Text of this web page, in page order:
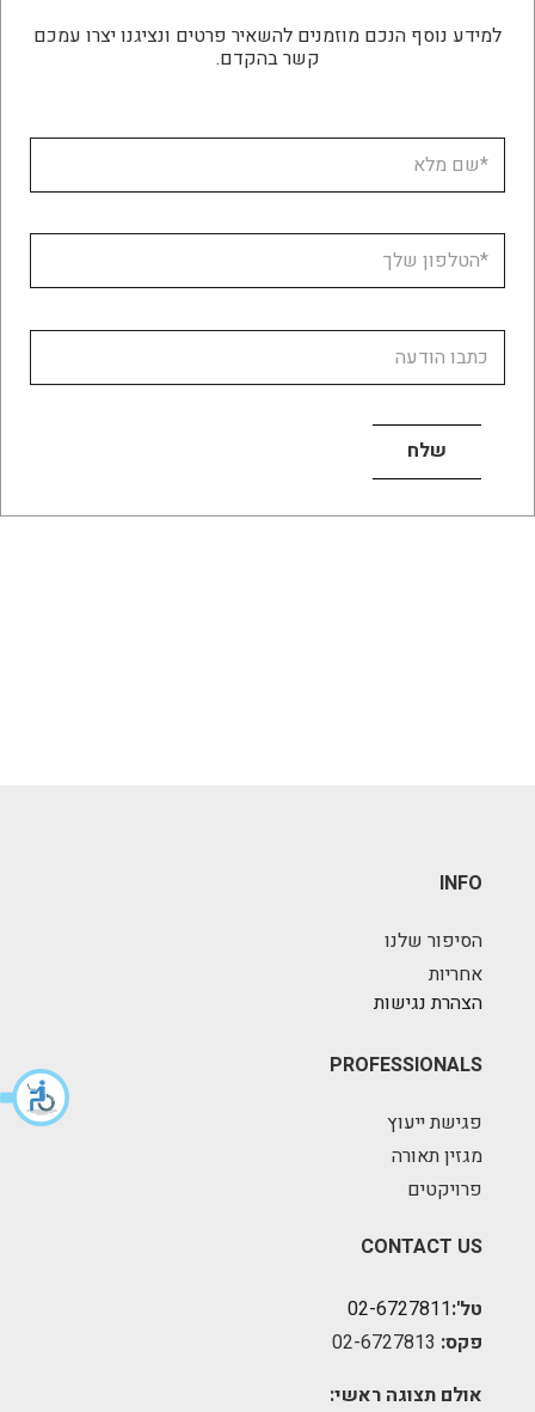
למידע נוסף הנכם מוזמנים להשאיר פרטים ונציגנו יצרו עמכם
קשר בהקדם.
INFO
הסיפור שלנו
אחריות
הצהרת נגישות
PROFESSIONALS
פגישת ייעוץ
מגזין תאורה
פרויקטים
CONTACT US
טל':02-6727811
פקס:
אולם תצוגה ראשי: